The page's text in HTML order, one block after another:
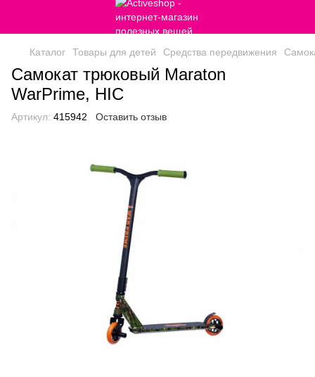
Каталог Товары для детей Средства передвижения
Самокат трюковый Maraton
WarPrime, HIC
Артикул: 415942 Оставить отзыв